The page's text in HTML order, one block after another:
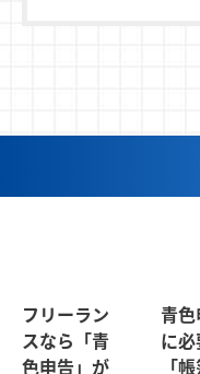
フリーラン
スなら「青
色申告」が
青
に
「帳